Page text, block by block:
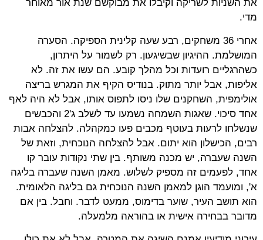
את השניות לשריקה וקיבלו את מבוקשם שנת אור מאוחר
מדי.
אחרי 36 משחקים, רבע שעה קלינית הספיקה. הסערה
המושלמת. ההיגיון שבשיגעון. רק לשמור על היתרון,
כשהרגליים רועדות וכל מהלך קובע. הם עשו את זה. לא
אליפות, אבל יותר מתוק. בנודיס הקיף את המגרש בריצה
אולימפית, השחקנים שלו ניסו לתפוס אותו, אבל לא היה לאף
אחד סיכוי. שאגות השמחה נשמעו עד לשלב ג'2 והכבשים
שנשלחו לרעות בעוטף מכבים פעו כמקהלה. להצלחה אבות
רבים, הכישלון הוא יתום. אבל להצלחה הנוכחית, וזאת של
השנה שעברה, יש מכנה משותף. בין שתי נקודות עובר קו
אחד, לפעמים זה מספיק לשלוש. מאמן השנה שעברה בליגה
א', ומועמד הוגן למאמן השנה הנוכחית גם בליגה הלאומית.
הוא תושב העיר, שוער בדימוס, ממעט לדבר. וחבל. בין אם
מדובר בבחירה אישית או בהוראה מלמעלה.